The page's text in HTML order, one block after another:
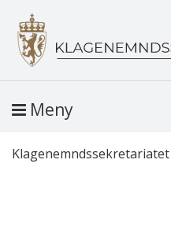
Meny
Klagenemndssekretariatet